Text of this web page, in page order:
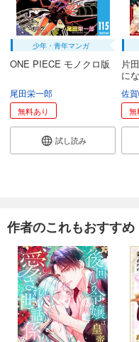
少年・青年マンガ
ONE PIECE モノクロ版
尾田栄一郎
無料あり
試し読み
片
に
佐
無
作者のこれもおすすめ